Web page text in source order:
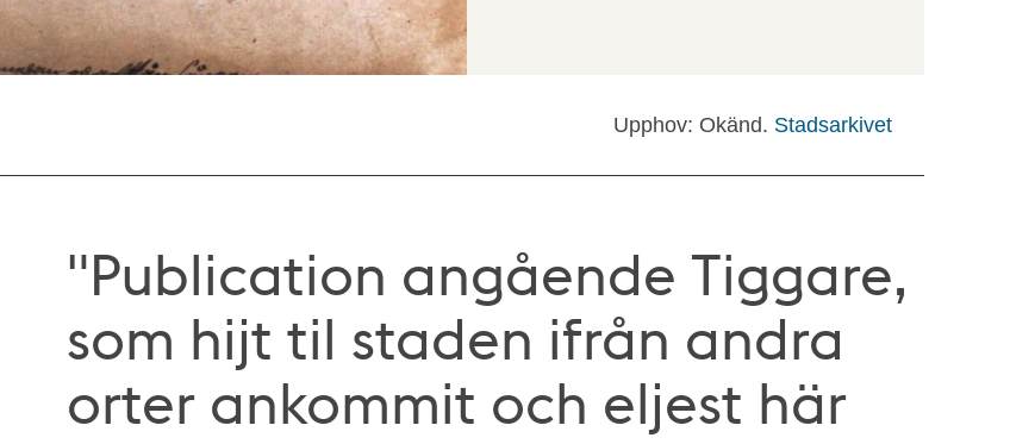
Upphov: Okänd. Stadsarkivet
"Publication angående Tiggare,
som hijt til staden ifrån andra
orter ankommit och eljest här